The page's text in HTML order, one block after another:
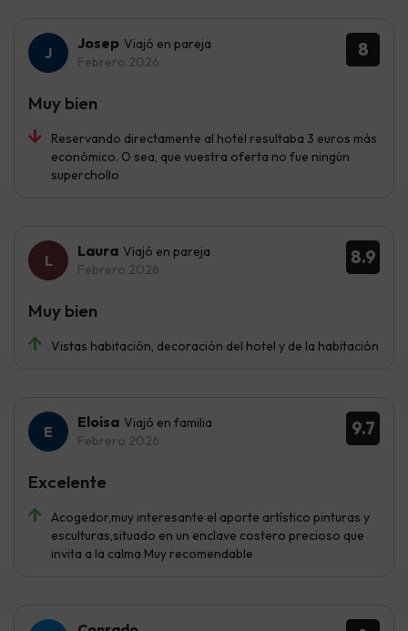
8
Josep Viajó en pareja
Febrero 2026
Reservando directamente al hotel resultaba 3 euros más
económico. O sea, que vuestra oferta no fue ningún
superchollo
Muy bien
8.9
Laura Viajó en pareja
Febrero 2026
Vistas habitación, decoración del hotel y de la habitación
Muy bien
9.7
Eloisa Viajó en familia
Febrero 2026
Acogedor,muy interesante el aporte artístico pinturas y
esculturas,situado en un enclave costero precioso que
invita a la calma Muy recomendable
Excelente